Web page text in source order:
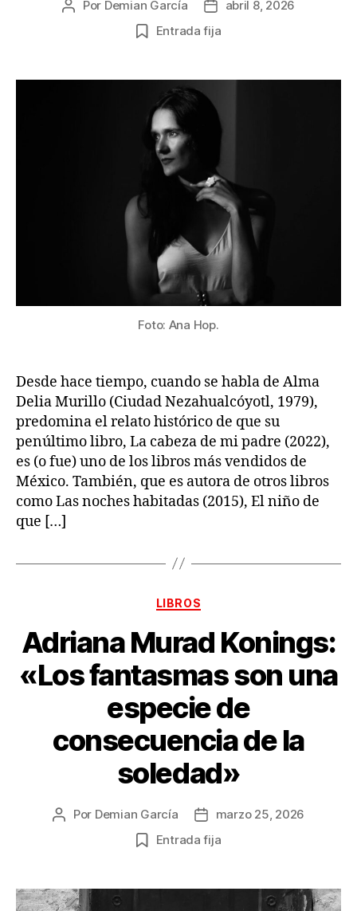
Autor
Por Demian García
Fecha
de
la
abril 8, 2026
Entrada fija
Foto: Ana Hop.
Desde hace tiempo, cuando se habla de Alma
Delia Murillo (Ciudad Nezahualcóyotl, 1979),
predomina el relato histórico de que su
penúltimo libro, La cabeza de mi padre (2022),
es (o fue) uno de los libros más vendidos de
México. También, que es autora de otros libros
como Las noches habitadas (2015), El niño de
que […]
Categorías
LIBROS
Adriana Murad Konings:
«Los fantasmas son una
especie de
consecuencia de la
soledad»
Autor
Por Demian García
Fecha
de
marzo 25, 2026
Entrada fija